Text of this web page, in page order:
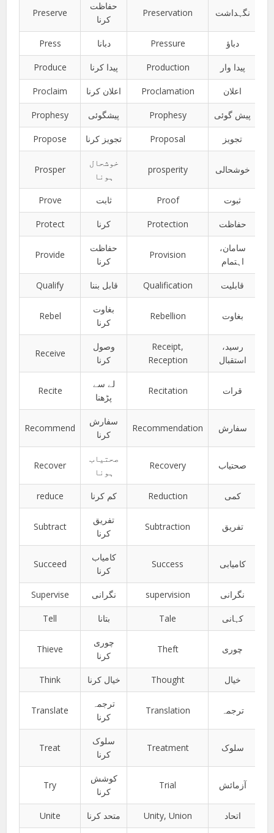
Preserve
حفاظت
کرنا
Preservation نگہداشت
Press دبانا Pressure دباؤ
Produce پیدا کرنا Production پیدا وار
Proclaim اعلان کرنا Proclamation اعلان
Prophesy پیشگوئی Prophesy پیش گوئی
Propose تجویز کرنا Proposal تجویز
Prosper
خوشحال
ہونا
prosperity خوشحالی
Prove ثابت Proof ثبوت
Protect کرنا Protection حفاظت
Provide
حفاظت
کرنا
Provision
سامان،
اہتمام
Qualify قابل بننا Qualification قابلیت
Rebel
بغاوت
کرنا
Rebellion بغاوت
Receive
وصول
کرنا
Receipt,
Reception
رسید،
استقبال
Recite
لے سے
پڑھنا
Recitation قرات
Recommend
سفارش
کرنا
Recommendation سفارش
Recover
صحتیاب
ہونا
Recovery صحتیاب
reduce کم کرنا Reduction کمی
Subtract
تفریق
کرنا
Subtraction تفریق
Succeed
کامیاب
کرنا
Success کامیابی
Supervise نگرانی supervision نگرانی
Tell بتانا Tale کہانی
Thieve
چوری
کرنا
Theft چوری
Think خیال کرنا Thought خیال
Translate
ترجمہ
کرنا
Translation ترجمہ
Treat
سلوک
کرنا
Treatment سلوک
Try
کوشش
کرنا
Trial آزمائش
Unite متحد کرنا Unity, Union اتحاد